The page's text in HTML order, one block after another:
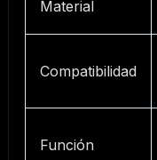
Material
Compatibilidad
Función